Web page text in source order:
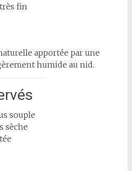
fin
apportée par une
humide au nid.
souple
sèche